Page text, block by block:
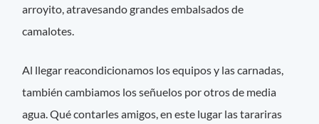
arroyito, atravesando grandes embalsados de
camalotes.
Al llegar reacondicionamos los equipos y las carnadas,
también cambiamos los señuelos por otros de media
agua. Qué contarles amigos, en este lugar las tarariras